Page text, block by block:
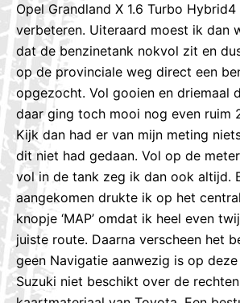
Opel Grandland X 1.6 Turbo
verbeteren. Uiteraard moest ik dan
dat de benzinetank nokvol zit en
op de provinciale weg direct een
opgezocht. Vol gooien en driemaal
daar ging toch mooi nog even ruim
Kijk dan had er van mijn meting
dit niet had gedaan. Vol op de
vol in de tank zeg ik dan ook altijd.
aangekomen drukte ik op het
knopje ‘MAP’ omdat ik heel even
juiste route. Daarna verscheen het
geen Navigatie aanwezig is op
Suzuki niet beschikt over de